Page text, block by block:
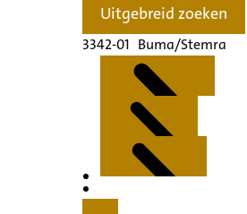
Uitgebreid zoeken
3342-01 Buma/Stemra